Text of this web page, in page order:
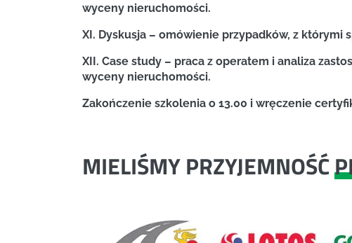
wyceny nieruchomości.
XI. Dyskusja – omówienie przypadków, z
XII. Case study – praca z operatem i analiza
wyceny nieruchomości.
Zakończenie szkolenia o 13.00 i wręczenie
MIELIŚMY PRZYJEMNOŚĆ